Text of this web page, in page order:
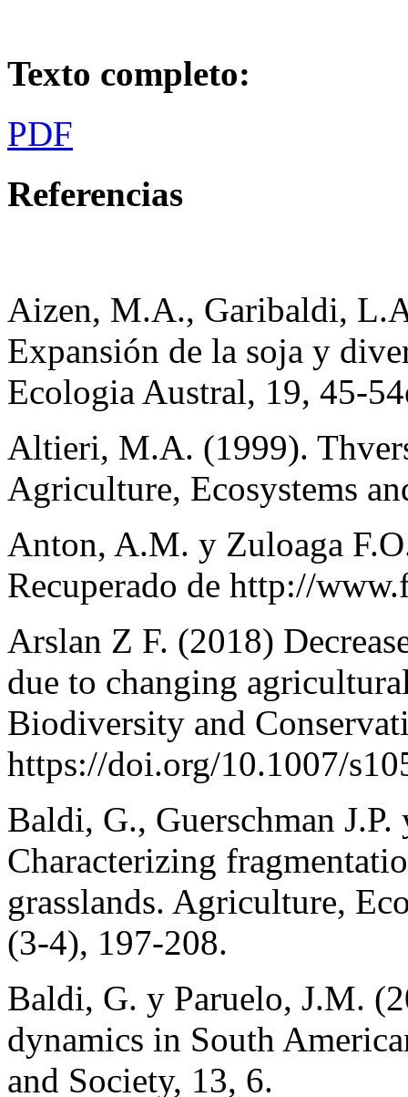
Texto completo:
PDF
Referencias
Aizen, M.A., Garibaldi,
Expansión de la soja y
Ecologia Austral, 19, 45-
Altieri, M.A. (1999).
Agriculture, Ecosystems
Anton, A.M. y Zuloaga
Recuperado de http://
Arslan Z F. (2018)
due to changing
Biodiversity and
https://doi.org/10.1007/
Baldi, G., Guerschman
Characterizing
grasslands. Agriculture,
(3-4), 197-208.
Baldi, G. y Paruelo, J.M.
dynamics in South
and Society, 13, 6.